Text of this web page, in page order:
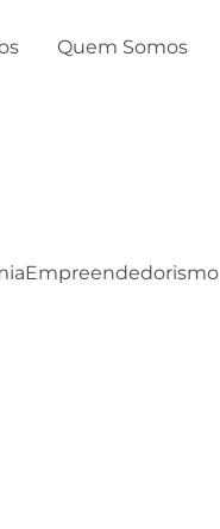
Quem Somos
Empreendedorismo